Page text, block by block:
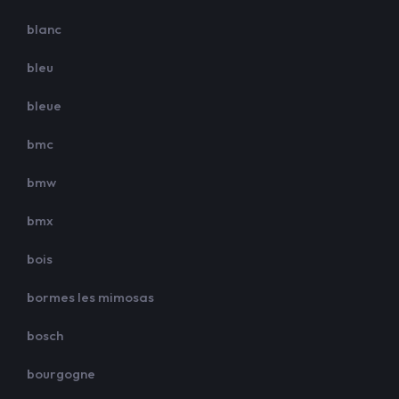
blanc
bleu
bleue
bmc
bmw
bmx
bois
bormes les mimosas
bosch
bourgogne